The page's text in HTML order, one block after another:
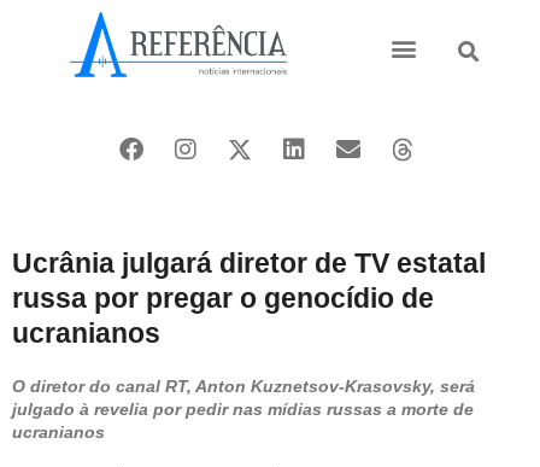
Ucrânia julgará diretor de TV estatal
russa por pregar o genocídio de
ucranianos
O diretor do canal RT, Anton Kuznetsov-Krasovsky, será
julgado à revelia por pedir nas mídias russas a morte de
ucranianos